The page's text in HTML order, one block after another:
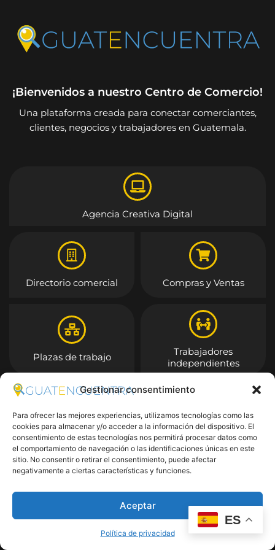
Gestionar consentimiento
Para ofrecer las mejores experiencias, utilizamos tecnologías como las
cookies para almacenar y/o acceder a la información del dispositivo. El
consentimiento de estas tecnologías nos permitirá procesar datos como
el comportamiento de navegación o las identificaciones únicas en este
sitio. No consentir o retirar el consentimiento, puede afectar
negativamente a ciertas características y funciones.
Aceptar
Política de privacidad
¡Bienvenidos a nuestro Centro de Comercio!
Una plataforma creada para conectar comerciantes,
clientes, negocios y trabajadores en Guatemala.
Agencia Creativa Digital
Directorio comercial Compras y Ventas
Plazas de trabajo
Trabajadores
independientes
Entrar
ES